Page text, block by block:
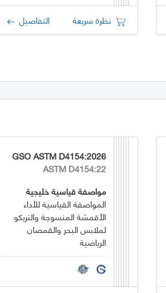
نظرة سريعة التفاصيل
GSO ASTM D4154:2026
ASTM D4154:22
مواصفة قياسية خليجية
المواصفة القياسية للأداء
الأقمشة المنسوجة والتريكو
لملابس البحر والقمصان
الرياضية